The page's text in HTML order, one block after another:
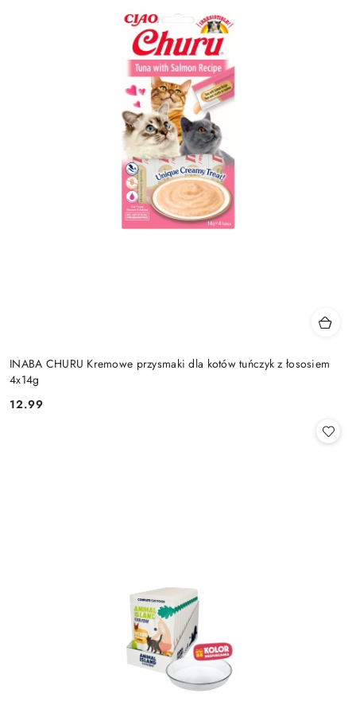
INABA CHURU Kremowe przysmaki dla kotów tuńczyk z łososiem
4x14g
Cena:
12.99